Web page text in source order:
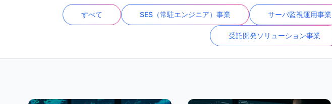
すべて SES（常駐エンジニア）事業 サーバ監視運用事業
受託開発ソリューション事業